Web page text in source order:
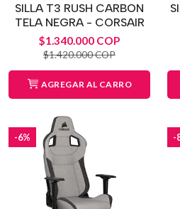
SILLA T3 RUSH CARBON
TELA NEGRA - CORSAIR
$1.340.000 COP
$1.420.000 COP
AGREGAR AL CARRO
-6% -